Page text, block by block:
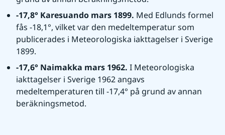
-17,8° Karesuando mars 1899. Med Edlunds formel
fås -18,1°, vilket var den medeltemperatur som
publicerades i Meteorologiska iakttagelser i Sverige
1899.
-17,6° Naimakka mars 1962. I Meteorologiska
iakttagelser i Sverige 1962 angavs
medeltemperaturen till -17,4° på grund av annan
beräkningsmetod.